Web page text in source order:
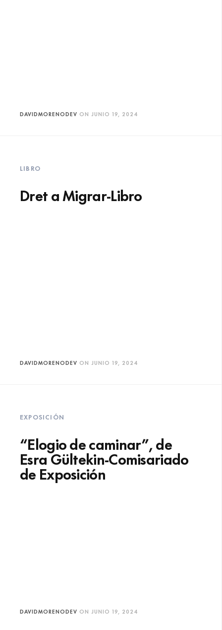
DAVIDMORENODEV ON JUNIO 19, 2024
LIBRO
Dret a Migrar-Libro
DAVIDMORENODEV ON JUNIO 19, 2024
EXPOSICIÓN
“Elogio de caminar”, de
Esra Gültekin-Comisariado
de Exposición
DAVIDMORENODEV ON JUNIO 19, 2024